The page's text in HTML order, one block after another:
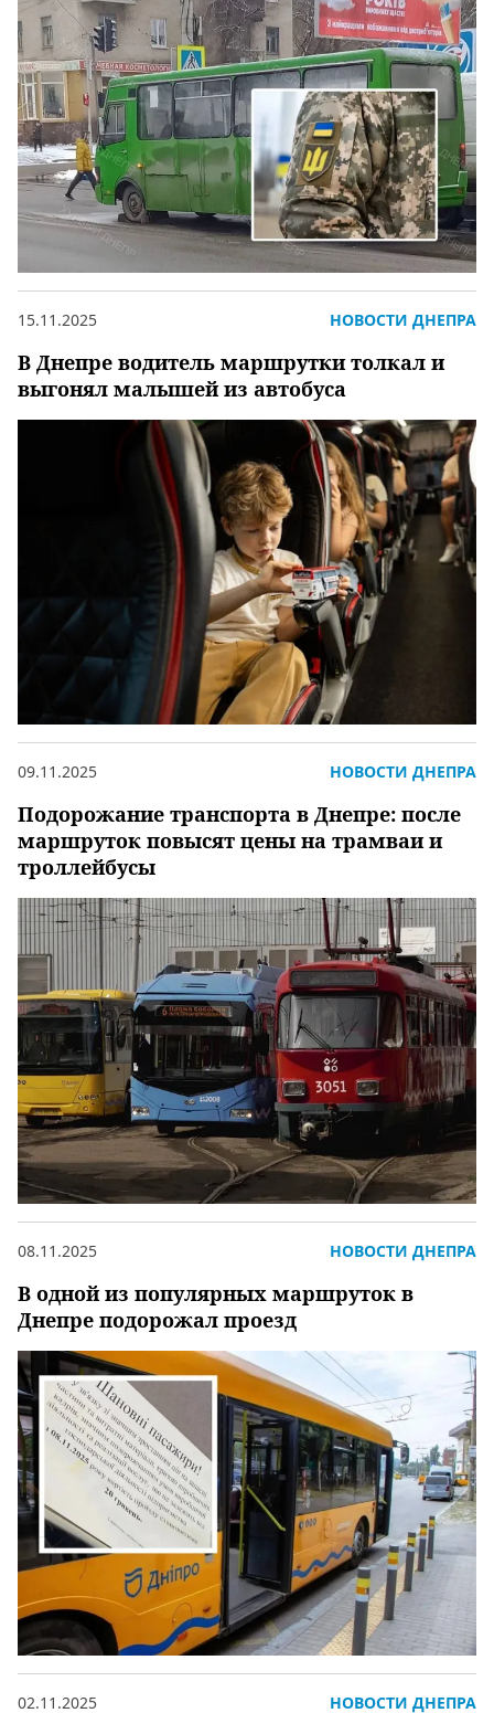
В Днепре водитель маршрутки толкал и
выгонял малышей из автобуса
15.11.2025 НОВОСТИ ДНЕПРА
Подорожание транспорта в Днепре: после
маршруток повысят цены на трамваи и
троллейбусы
09.11.2025 НОВОСТИ ДНЕПРА
В одной из популярных маршруток в
Днепре подорожал проезд
08.11.2025 НОВОСТИ ДНЕПРА
02.11.2025 НОВОСТИ ДНЕПРА